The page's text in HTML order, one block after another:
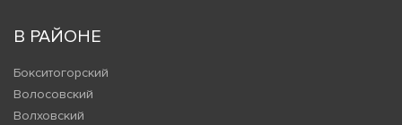
В РАЙОНЕ
Бокситогорский
Волосовский
Волховский